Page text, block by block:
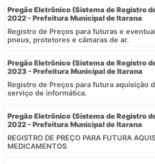
Pregão Eletrônico (Sistema de Registro
2022 - Prefeitura Municipal de Itarana
Registro de Preços para futuras e
pneus, protetores e câmaras de ar.
Pregão Eletrônico (Sistema de Registro
2023 - Prefeitura Municipal de Itarana
Registro de Preços para futura aquisição
serviço de informática.
Pregão Eletrônico (Sistema de Registro
2022 - Prefeitura Municipal de Itarana
REGISTRO DE PREÇO PARA FUTURA
MEDICAMENTOS